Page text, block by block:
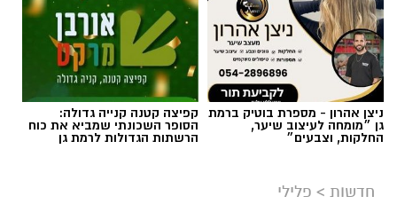
החקירה מתקדמת: מי עומד מאחורי
הסכסוך שמסעיר את עולם הפשע?
יחידה המרכזית של מחוז תל אביב עצרה תושב
רחובות בשנות ה־20 לחייו בחשד למעורבות
בהצתת סניף ג'פניקה בגבעתיים ב־12 ביולי. בית
המשפט האריך את מעצרו